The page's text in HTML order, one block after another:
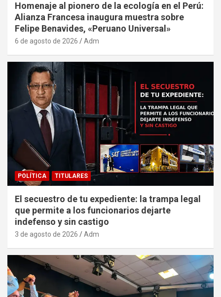
Homenaje al pionero de la ecología en el Perú:
Alianza Francesa inaugura muestra sobre
Felipe Benavides, «Peruano Universal»
6 de agosto de 2026 Adm
POLÍTICA TITULARES
El secuestro de tu expediente: la trampa legal
que permite a los funcionarios dejarte
indefenso y sin castigo
3 de agosto de 2026 Adm